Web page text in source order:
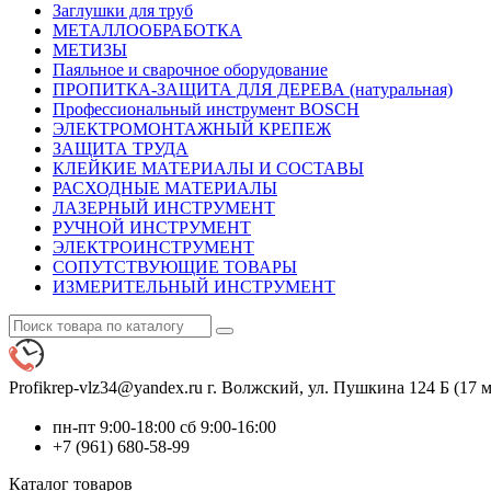
Заглушки для труб
МЕТАЛЛООБРАБОТКА
МЕТИЗЫ
Паяльное и сварочное оборудование
ПРОПИТКА-ЗАЩИТА ДЛЯ ДЕРЕВА (натуральная)
Профессиональный инструмент BOSCH
ЭЛЕКТРОМОНТАЖНЫЙ КРЕПЕЖ
ЗАЩИТА ТРУДА
КЛЕЙКИЕ МАТЕРИАЛЫ И СОСТАВЫ
РАСХОДНЫЕ МАТЕРИАЛЫ
ЛАЗЕРНЫЙ ИНСТРУМЕНТ
РУЧНОЙ ИНСТРУМЕНТ
ЭЛЕКТРОИНСТРУМЕНТ
СОПУТСТВУЮЩИЕ ТОВАРЫ
ИЗМЕРИТЕЛЬНЫЙ ИНСТРУМЕНТ
Profikrep-vlz34@yandex.ru г. Волжский, ул. Пушкина 124 Б (17
пн-пт 9:00-18:00 сб 9:00-16:00
+7 (961) 680-58-99
Каталог товаров